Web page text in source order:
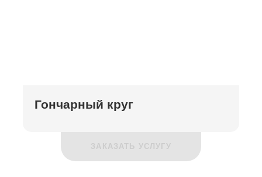
Гончарный круг
ЗАКАЗАТЬ УСЛУГУ